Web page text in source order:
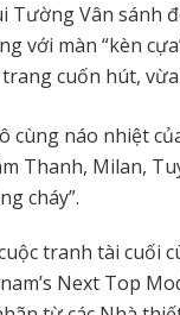
Tường Vân sánh
với màn “kèn
cuốn hút, vừa
cùng náo nhiệt
Thanh, Milan,
cháy”.
tranh tài cuối
Next Top